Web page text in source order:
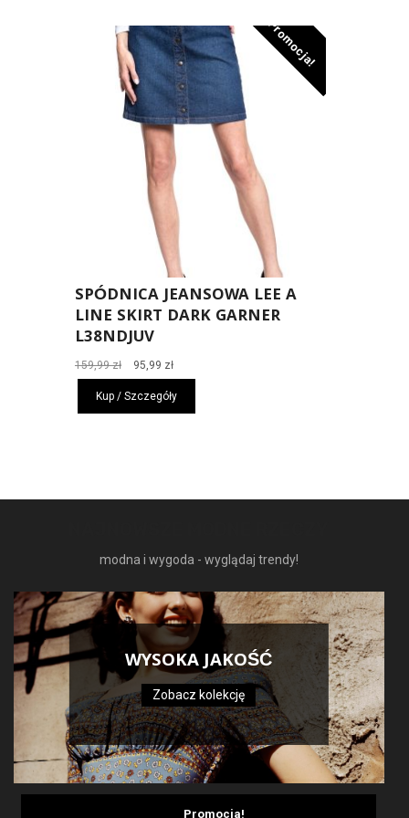
Promocja!
SPÓDNICA JEANSOWA LEE A
LINE SKIRT DARK GARNER
L38NDJUV
159,99zł
Pierwotna
cena
wynosiła:
159,99 zł.
95,99 złAktualna
cena
wynosi:
95,99 zł.
Kup / Szczegóły
modna i wygoda - wyglądaj trendy!
WYSOKA JAKOŚĆ
Zobacz kolekcję
Promocja!